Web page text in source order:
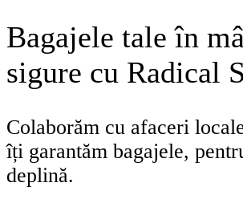
Bagajele tale în
sigure cu Radical
Colaborăm cu afaceri
îți garantăm bagajele,
deplină.